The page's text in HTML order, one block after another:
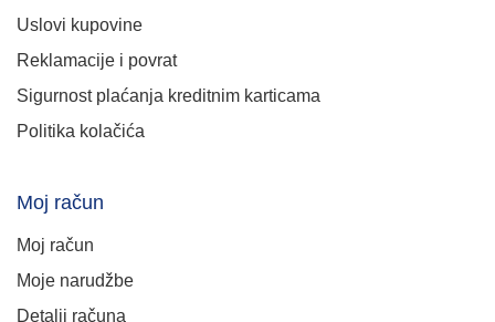
Uslovi kupovine
Reklamacije i povrat
Sigurnost plaćanja kreditnim karticama
Politika kolačića
Moj račun
Moj račun
Moje narudžbe
Detalji računa